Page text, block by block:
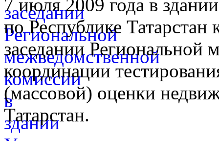
7 июля 2009 года в
по Республике
заседании Региональной
координации
(массовой) оценки
Татарстан.